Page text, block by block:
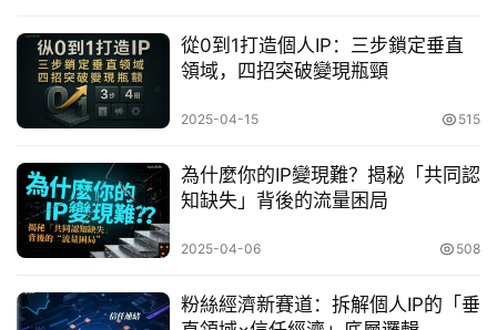
從0到1打造個人IP：三步鎖定垂直
領域，四招突破變現瓶頸
2025-04-15 515
為什麼你的IP變現難？揭秘「共同認
知缺失」背後的流量困局
2025-04-06 508
粉絲經濟新賽道：拆解個人IP的「垂